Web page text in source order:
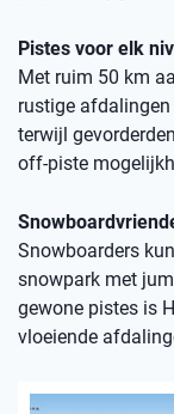
Pistes voor elk
Met ruim 50 km
rustige
terwijl
off-piste
Snowboarders
snowpark met
gewone pistes is
vloeiende